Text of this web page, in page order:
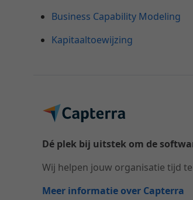
Business Capability Modeling
Kapitaaltoewijzing
Dé plek bij uitstek om de
Wij helpen jouw organisatie tijd
Meer informatie over Capterra